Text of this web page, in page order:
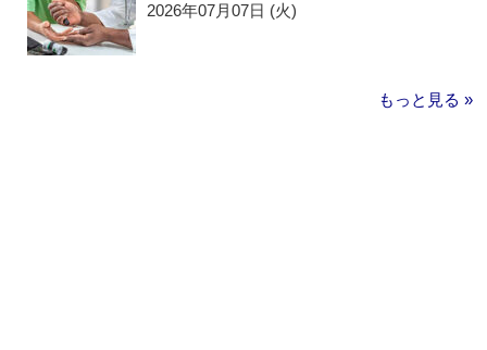
2026年07月07日 (火)
もっと見る »